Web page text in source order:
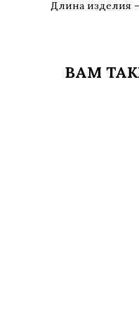
Длина изделия
ВАМ